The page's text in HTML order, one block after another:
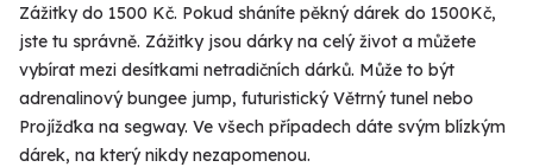
Zážitky do 1500 Kč. Pokud sháníte pěkný dárek do 1500Kč,
jste tu správně. Zážitky jsou dárky na celý život a můžete
vybírat mezi desítkami netradičních dárků. Může to být
adrenalinový bungee jump, futuristický Větrný tunel nebo
Projížďka na segway. Ve všech případech dáte svým blízkým
dárek, na který nikdy nezapomenou.